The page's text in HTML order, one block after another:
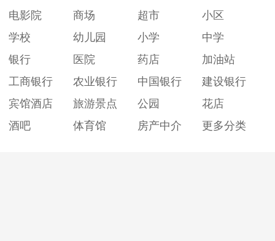
电影院
商场 超市
小区
学校
幼儿园 小学
中学
银行
医院 药店
加油站
工商银行
农业银行 中国银行
建设银行
宾馆酒店
旅游景点 公园
花店
酒吧
体育馆 房产中介 更多分类